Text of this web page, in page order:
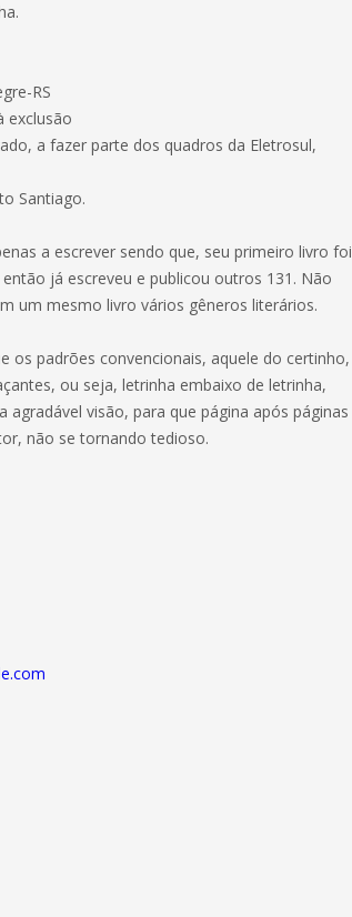
RS
exclusão
a fazer parte dos quadros da Eletrosul,
Santiago.
a escrever sendo que, seu primeiro livro foi
já escreveu e publicou outros 131. Não
um mesmo livro vários gêneros literários.
os padrões convencionais, aquele do certinho,
ou seja, letrinha embaixo de letrinha,
visão, para que página após páginas
não se tornando tedioso.